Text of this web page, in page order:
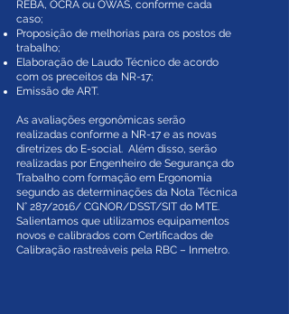
REBA, OCRA ou OWAS, conforme cada
caso;
Proposição de melhorias para os postos de
trabalho;
Elaboração de Laudo Técnico de acordo
com os preceitos da NR-17;
Emissão de ART.
As avaliações ergonômicas serão
realizadas conforme a NR-17 e as novas
diretrizes do E-social. Além disso, serão
realizadas por Engenheiro de Segurança do
Trabalho com formação em Ergonomia
segundo as determinações da Nota Técnica
N° 287/2016/ CGNOR/DSST/SIT do MTE.
Salientamos que utilizamos equipamentos
novos e calibrados com Certificados de
Calibração rastreáveis pela RBC – Inmetro.